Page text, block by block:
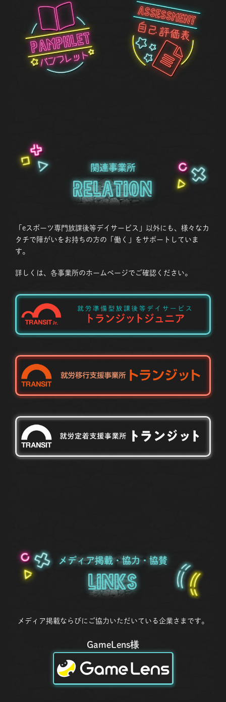
関連事業所
Relation
「eスポーツ専門放課後等デイサービス」以外にも、様々なカ
タチで障がいをお持ちの方の「働く」をサポートしていま
す。
詳しくは、各事業所のホームページでご確認ください。
メディア掲載・協力・協賛
Links
メディア掲載ならびにご協力いただいている企業さまです。
GameLens様